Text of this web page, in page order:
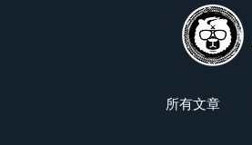
所有文章